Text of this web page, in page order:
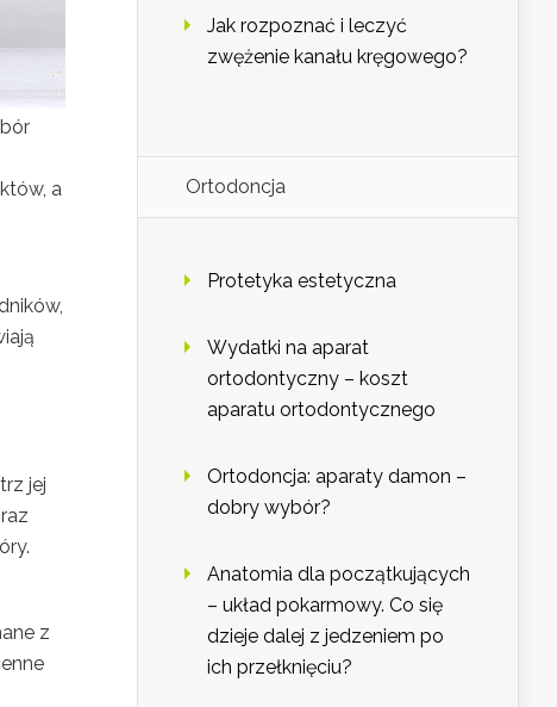
a
jej
z
Jak rozpoznać i leczyć
zwężenie kanału kręgowego?
Ortodoncja
Protetyka estetyczna
Wydatki na aparat
ortodontyczny – koszt
aparatu ortodontycznego
Ortodoncja: aparaty damon –
dobry wybór?
Anatomia dla początkujących
– układ pokarmowy. Co się
dzieje dalej z jedzeniem po
ich przełknięciu?